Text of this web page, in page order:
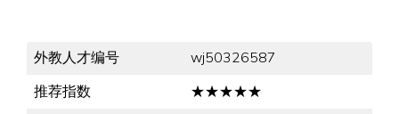
外教人才编号
wj50326587
推荐指数
★★★★★